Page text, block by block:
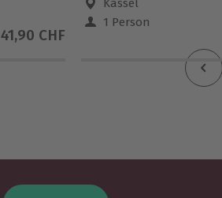
41,90 CHF
Kassel
1 Person